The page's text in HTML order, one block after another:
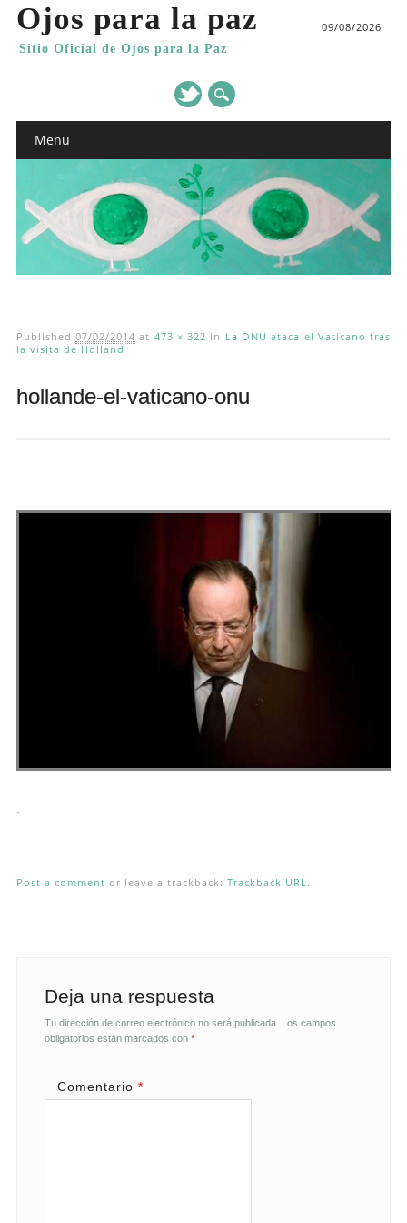
Ojos para la paz
Sitio Oficial de Ojos para la Paz
09/08/2026
Main menu
Menu
Published07/02/2014 at 473 × 322 in La ONU ataca el Vaticano tras
la visita de Holland
hollande-el-vaticano-onu
.
Post a comment or leave a trackback: Trackback URL.
Deja una respuesta
Tu dirección de correo electrónico no será publicada.
Los campos
obligatorios están marcados con *
Comentario *